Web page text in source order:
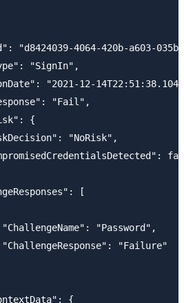
"d8424039-4064-420b-a603-
"SignIn",
"2021-12-
"Fail",
{
"NoRisk",
[
"Password",
"Failure"
{